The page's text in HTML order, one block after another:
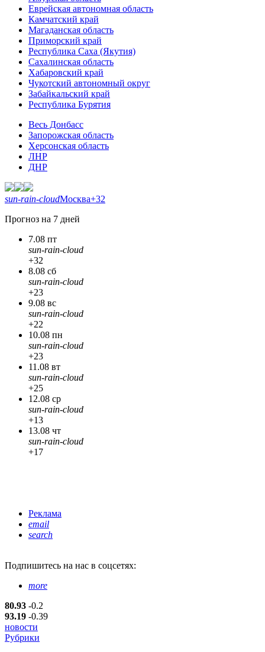
Еврейская автономная область
Камчатский край
Магаданская область
Приморский край
Республика Саха (Якутия)
Сахалинская область
Хабаровский край
Чукотский автономный округ
Забайкальский край
Республика Бурятия
Весь Донбасс
Запорожская область
Херсонская область
ЛНР
ДНР
sun-rain-cloudМосква+32
Прогноз на 7 дней
7.08 пт
sun-rain-cloud
+32
8.08 сб
sun-rain-cloud
+23
9.08 вс
sun-rain-cloud
+22
10.08 пн
sun-rain-cloud
+23
11.08 вт
sun-rain-cloud
+25
12.08 ср
sun-rain-cloud
+13
13.08 чт
sun-rain-cloud
+17
Реклама
email
search
Подпишитесь на нас в соцсетях:
more
80.93 -0.2
93.19 -0.39
новости
Рубрики